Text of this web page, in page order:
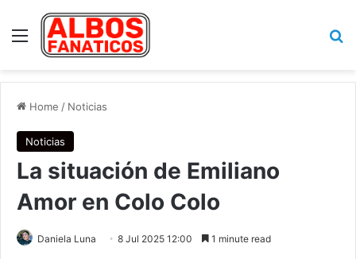
Menu
Home / Noticias
Noticias
La situación de Emiliano
Amor en Colo Colo
Daniela Luna 8 Jul 2025 12:00 1 minute read